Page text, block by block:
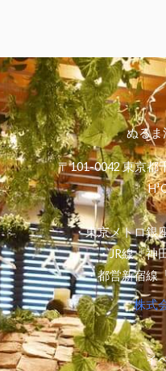
ぬるま
〒101-0042 東京都
・東京メトロ銀
・JR線「神
・都営新宿線
株式
イ